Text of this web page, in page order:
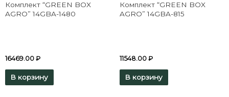
Комплект “GREEN BOX
AGRO” 14GBA-1480
16469.00 ₽
В корзину
Комплект “GREEN BOX
AGRO” 14GBA-815
11548.00 ₽
В корзину